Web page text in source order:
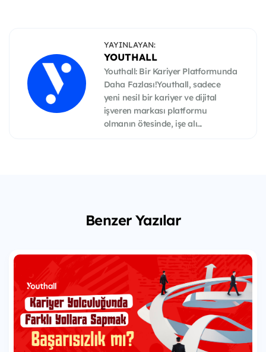
YAYINLAYAN:
YOUTHALL
Youthall: Bir Kariyer Platformunda
Daha Fazlası!Youthall, sadece
yeni nesil bir kariyer ve dijital
işveren markası platformu
olmanın ötesinde, işe alı...
Benzer Yazılar